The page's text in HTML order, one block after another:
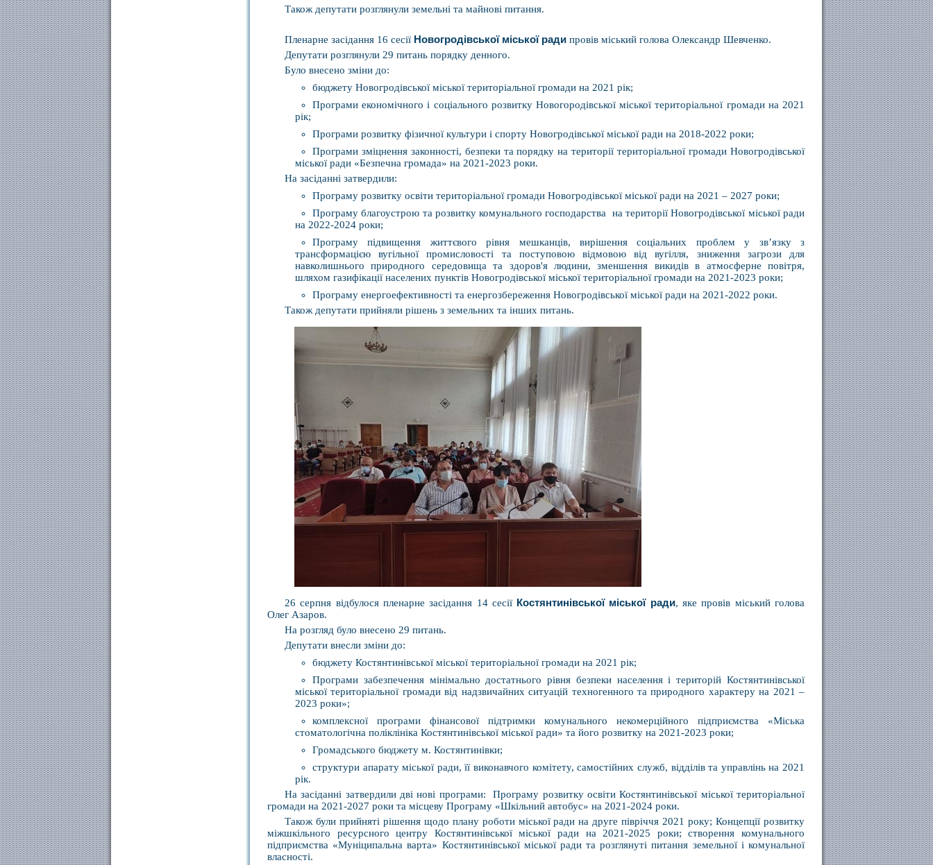
Також депутати розглянули земельні та майнові питання.
Пленарне засідання 16 сесії Новогродівської міської ради провів міський голова Олександр Шевченко.
Депутати розглянули 29 питань порядку денного.
Було внесено зміни до:
бюджету Новогродівської міської територіальної громади на 2021 рік;
Програми економічного і соціального розвитку Новогородівської міської територіальної громади на 2021
рік;
Програми розвитку фізичної культури і спорту Новогродівської міської ради на 2018-2022 роки;
Програми зміцнення законності, безпеки та порядку на території територіальної громади Новогродівської
міської ради «Безпечна громада» на 2021-2023 роки.
На засіданні затвердили:
Програму розвитку освіти територіальної громади Новогродівської міської ради на 2021 – 2027 роки;
Програму благоустрою та розвитку комунального господарства на території Новогродівської міської ради
на 2022-2024 роки;
Програму підвищення життєвого рівня мешканців, вирішення соціальних проблем у зв’язку з
трансформацією вугільної промисловості та поступовою відмовою від вугілля, зниження загрози для
навколишнього природного середовища та здоров'я людини, зменшення викидів в атмосферне повітря,
шляхом газифікації населених пунктів Новогродівської міської територіальної громади на 2021-2023 роки;
Програму енергоефективності та енергозбереження Новогродівської міської ради на 2021-2022 роки.
Також депутати прийняли рішень з земельних та інших питань.
26 серпня відбулося пленарне засідання 14 сесії Костянтинівської міської ради, яке провів міський голова
Олег Азаров.
На розгляд було внесено 29 питань.
Депутати внесли зміни до:
бюджету Костянтинівської міської територіальної громади на 2021 рік;
Програми забезпечення мінімально достатнього рівня безпеки населення і територій Костянтинівської
міської територіальної громади від надзвичайних ситуацій техногенного та природного характеру на 2021 –
2023 роки»;
комплексної програми фінансової підтримки комунального некомерційного підприємства «Міська
стоматологічна поліклініка Костянтинівської міської ради» та його розвитку на 2021-2023 роки;
Громадського бюджету м. Костянтинівки;
структури апарату міської ради, її виконавчого комітету, самостійних служб, відділів та управлінь на 2021
рік.
На засіданні затвердили дві нові програми: Програму розвитку освіти Костянтинівської міської територіальної
громади на 2021-2027 роки та місцеву Програму «Шкільний автобус» на 2021-2024 роки.
Також були прийняті рішення щодо плану роботи міської ради на друге півріччя 2021 року; Концепції розвитку
міжшкільного ресурсного центру Костянтинівської міської ради на 2021-2025 роки; створення комунального
підприємства «Муніципальна варта» Костянтинівської міської ради та розглянуті питання земельної і комунальної
власності.